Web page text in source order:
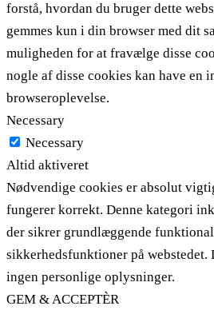
forstå, hvordan du bruger dette
gemmes kun i din browser med dit
muligheden for at fravælge disse
nogle af disse cookies kan have en
browseroplevelse.
Necessary
Necessary
Altid aktiveret
Nødvendige cookies er absolut
fungerer korrekt. Denne kategori
der sikrer grundlæggende
sikkerhedsfunktioner på webstedet.
ingen personlige oplysninger.
GEM & ACCEPTÈR